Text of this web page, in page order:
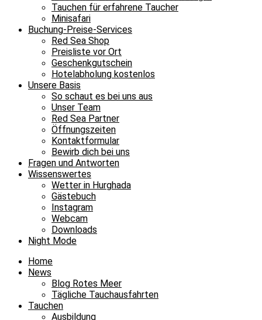
Tauchen für erfahrene Taucher
Minisafari
Buchung-Preise-Services
Red Sea Shop
Preisliste vor Ort
Geschenkgutschein
Hotelabholung kostenlos
Unsere Basis
So schaut es bei uns aus
Unser Team
Red Sea Partner
Öffnungszeiten
Kontaktformular
Bewirb dich bei uns
Fragen und Antworten
Wissenswertes
Wetter in Hurghada
Gästebuch
Instagram
Webcam
Downloads
Night Mode
Home
News
Blog Rotes Meer
Tägliche Tauchausfahrten
Tauchen
Ausbildung